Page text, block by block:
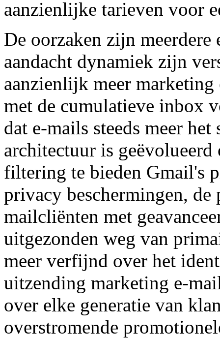
aanzienlijke tarieven voor
De oorzaken zijn meerdere
aandacht dynamiek zijn
aanzienlijk meer
met de cumulatieve inbox
dat e-mails steeds meer
architectuur is
filtering te bieden Gmail's
privacy beschermingen,
mailcliënten met
uitgezonden weg van
meer verfijnd over het
uitzending marketing e-
over elke generatie van
overstromende